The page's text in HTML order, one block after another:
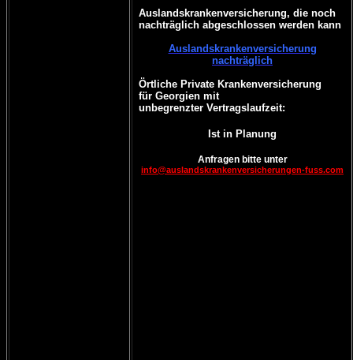
Auslandskrankenversicherung, die noch
nachträglich abgeschlossen werden kann
Auslandskrankenversicherung
nachträglich
Örtliche Private Krankenversicherung
für Georgien mit
unbegrenzter Vertragslaufzeit:
Ist in Planung
Anfragen bitte unter
info@auslandskrankenversicherungen-fuss.com